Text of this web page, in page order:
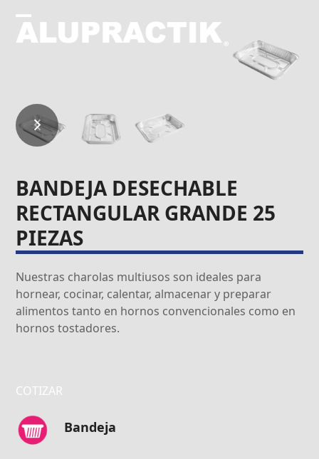
content
Open
Close
previous
slide
next
slide
BANDEJA DESECHABLE
RECTANGULAR GRANDE 25
PIEZAS
Nuestras charolas multiusos son ideales para
hornear, cocinar, calentar, almacenar y preparar
alimentos tanto en hornos convencionales como en
hornos tostadores.
COTIZAR
Bandeja